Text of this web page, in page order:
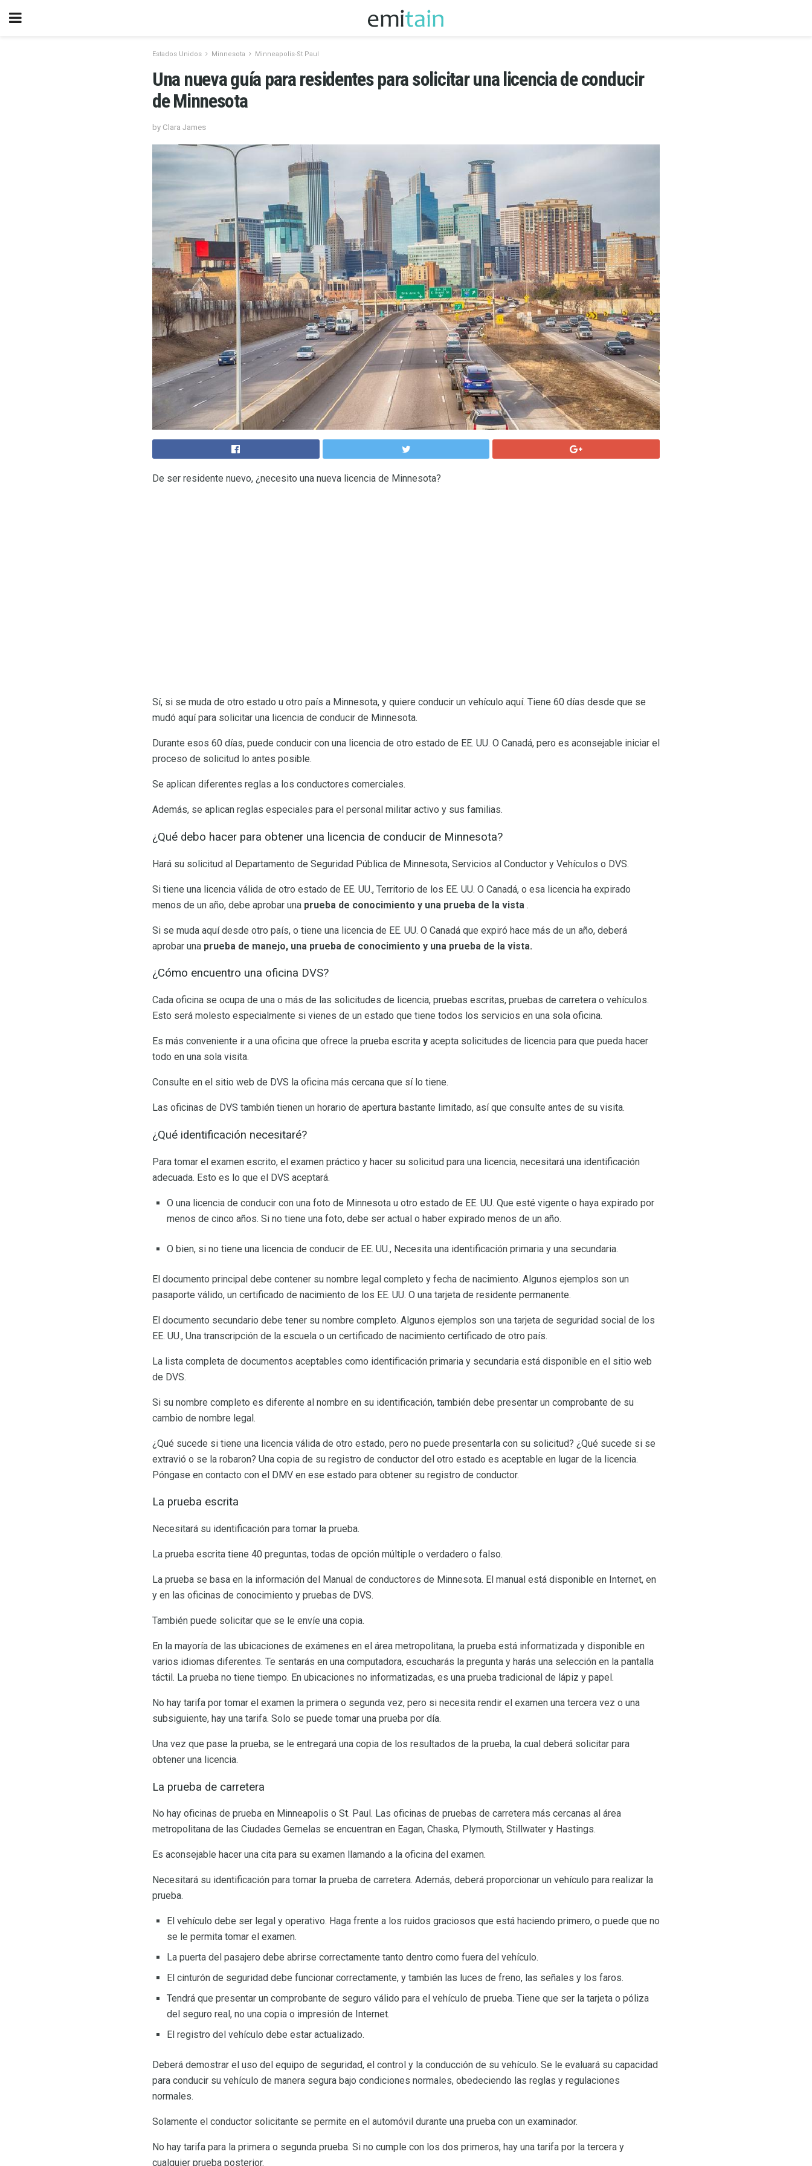
Estados Unidos Minnesota Minneapolis-St Paul
Una nueva guía para residentes para solicitar una licencia de conducir
de Minnesota
by Clara James
De ser residente nuevo, ¿necesito una nueva licencia de Minnesota?
Sí, si se muda de otro estado u otro país a Minnesota, y quiere conducir un vehículo aquí. Tiene 60 días desde que se
mudó aquí para solicitar una licencia de conducir de Minnesota.
Durante esos 60 días, puede conducir con una licencia de otro estado de EE. UU. O Canadá, pero es aconsejable iniciar el
proceso de solicitud lo antes posible.
Se aplican diferentes reglas a los conductores comerciales.
Además, se aplican reglas especiales para el personal militar activo y sus familias.
¿Qué debo hacer para obtener una licencia de conducir de Minnesota?
Hará su solicitud al Departamento de Seguridad Pública de Minnesota, Servicios al Conductor y Vehículos o DVS.
Si tiene una licencia válida de otro estado de EE. UU., Territorio de los EE. UU. O Canadá, o esa licencia ha expirado
menos de un año, debe aprobar una prueba de conocimiento y una prueba de la vista .
Si se muda aquí desde otro país, o tiene una licencia de EE. UU. O Canadá que expiró hace más de un año, deberá
aprobar una prueba de manejo, una prueba de conocimiento y una prueba de la vista.
¿Cómo encuentro una oficina DVS?
Cada oficina se ocupa de una o más de las solicitudes de licencia, pruebas escritas, pruebas de carretera o vehículos.
Esto será molesto especialmente si vienes de un estado que tiene todos los servicios en una sola oficina.
Es más conveniente ir a una oficina que ofrece la prueba escrita y acepta solicitudes de licencia para que pueda hacer
todo en una sola visita.
Consulte en el sitio web de DVS la oficina más cercana que sí lo tiene.
Las oficinas de DVS también tienen un horario de apertura bastante limitado, así que consulte antes de su visita.
¿Qué identificación necesitaré?
Para tomar el examen escrito, el examen práctico y hacer su solicitud para una licencia, necesitará una identificación
adecuada. Esto es lo que el DVS aceptará.
O una licencia de conducir con una foto de Minnesota u otro estado de EE. UU. Que esté vigente o haya expirado por
menos de cinco años. Si no tiene una foto, debe ser actual o haber expirado menos de un año.
O bien, si no tiene una licencia de conducir de EE. UU., Necesita una identificación primaria y una secundaria.
El documento principal debe contener su nombre legal completo y fecha de nacimiento. Algunos ejemplos son un
pasaporte válido, un certificado de nacimiento de los EE. UU. O una tarjeta de residente permanente.
El documento secundario debe tener su nombre completo. Algunos ejemplos son una tarjeta de seguridad social de los
EE. UU., Una transcripción de la escuela o un certificado de nacimiento certificado de otro país.
La lista completa de documentos aceptables como identificación primaria y secundaria está disponible en el sitio web
de DVS.
Si su nombre completo es diferente al nombre en su identificación, también debe presentar un comprobante de su
cambio de nombre legal.
¿Qué sucede si tiene una licencia válida de otro estado, pero no puede presentarla con su solicitud? ¿Qué sucede si se
extravió o se la robaron? Una copia de su registro de conductor del otro estado es aceptable en lugar de la licencia.
Póngase en contacto con el DMV en ese estado para obtener su registro de conductor.
La prueba escrita
Necesitará su identificación para tomar la prueba.
La prueba escrita tiene 40 preguntas, todas de opción múltiple o verdadero o falso.
La prueba se basa en la información del Manual de conductores de Minnesota. El manual está disponible en Internet, en
y en las oficinas de conocimiento y pruebas de DVS.
También puede solicitar que se le envíe una copia.
En la mayoría de las ubicaciones de exámenes en el área metropolitana, la prueba está informatizada y disponible en
varios idiomas diferentes. Te sentarás en una computadora, escucharás la pregunta y harás una selección en la pantalla
táctil. La prueba no tiene tiempo. En ubicaciones no informatizadas, es una prueba tradicional de lápiz y papel.
No hay tarifa por tomar el examen la primera o segunda vez, pero si necesita rendir el examen una tercera vez o una
subsiguiente, hay una tarifa. Solo se puede tomar una prueba por día.
Una vez que pase la prueba, se le entregará una copia de los resultados de la prueba, la cual deberá solicitar para
obtener una licencia.
La prueba de carretera
No hay oficinas de prueba en Minneapolis o St. Paul. Las oficinas de pruebas de carretera más cercanas al área
metropolitana de las Ciudades Gemelas se encuentran en Eagan, Chaska, Plymouth, Stillwater y Hastings.
Es aconsejable hacer una cita para su examen llamando a la oficina del examen.
Necesitará su identificación para tomar la prueba de carretera. Además, deberá proporcionar un vehículo para realizar la
prueba.
El vehículo debe ser legal y operativo. Haga frente a los ruidos graciosos que está haciendo primero, o puede que no
se le permita tomar el examen.
La puerta del pasajero debe abrirse correctamente tanto dentro como fuera del vehículo.
El cinturón de seguridad debe funcionar correctamente, y también las luces de freno, las señales y los faros.
Tendrá que presentar un comprobante de seguro válido para el vehículo de prueba. Tiene que ser la tarjeta o póliza
del seguro real, no una copia o impresión de Internet.
El registro del vehículo debe estar actualizado.
Deberá demostrar el uso del equipo de seguridad, el control y la conducción de su vehículo. Se le evaluará su capacidad
para conducir su vehículo de manera segura bajo condiciones normales, obedeciendo las reglas y regulaciones
normales.
Solamente el conductor solicitante se permite en el automóvil durante una prueba con un examinador.
No hay tarifa para la primera o segunda prueba. Si no cumple con los dos primeros, hay una tarifa por la tercera y
cualquier prueba posterior.